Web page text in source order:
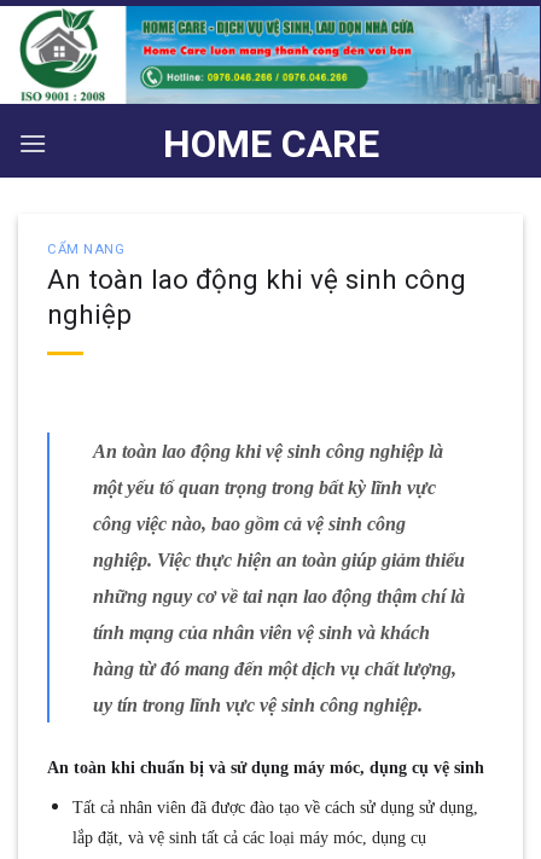
Bỏ
qua
nội
dung
HOME CARE
CẨM NANG
An toàn lao động khi vệ sinh công
nghiệp
An toàn lao động khi vệ sinh công nghiệp là
một yếu tố quan trọng trong bất kỳ lĩnh vực
công việc nào, bao gồm cả vệ sinh công
nghiệp. Việc thực hiện an toàn giúp giảm thiểu
những nguy cơ về tai nạn lao động thậm chí là
tính mạng của nhân viên vệ sinh và khách
hàng từ đó mang đến một dịch vụ chất lượng,
uy tín trong lĩnh vực vệ sinh công nghiệp.
An toàn khi chuẩn bị và sử dụng máy móc, dụng cụ vệ sinh
Tất cả nhân viên đã được đào tạo về cách sử dụng sử dụng,
lắp đặt, và vệ sinh tất cả các loại máy móc, dụng cụ